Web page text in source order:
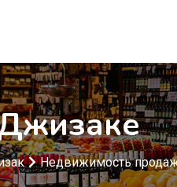
Недвижимость